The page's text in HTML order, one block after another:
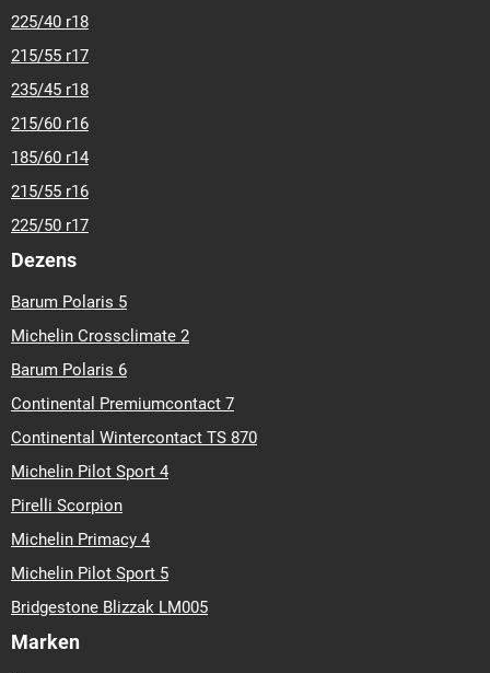
225/40 r18
215/55 r17
235/45 r18
215/60 r16
185/60 r14
215/55 r16
225/50 r17
Dezens
Barum Polaris 5
Michelin Crossclimate 2
Barum Polaris 6
Continental Premiumcontact 7
Continental Wintercontact TS 870
Michelin Pilot Sport 4
Pirelli Scorpion
Michelin Primacy 4
Michelin Pilot Sport 5
Bridgestone Blizzak LM005
Marken